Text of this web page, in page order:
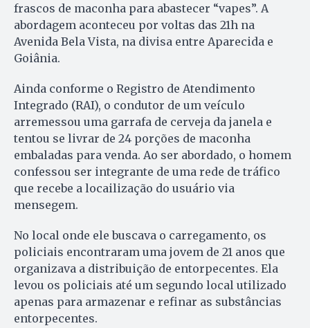
frascos de maconha para abastecer “vapes”. A
abordagem aconteceu por voltas das 21h na
Avenida Bela Vista, na divisa entre Aparecida e
Goiânia.
Ainda conforme o Registro de Atendimento
Integrado (RAI), o condutor de um veículo
arremessou uma garrafa de cerveja da janela e
tentou se livrar de 24 porções de maconha
embaladas para venda. Ao ser abordado, o homem
confessou ser integrante de uma rede de tráfico
que recebe a locailização do usuário via
mensegem.
No local onde ele buscava o carregamento, os
policiais encontraram uma jovem de 21 anos que
organizava a distribuição de entorpecentes. Ela
levou os policiais até um segundo local utilizado
apenas para armazenar e refinar as substâncias
entorpecentes.